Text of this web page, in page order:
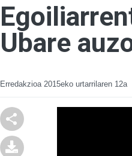
Ubare
Erredakzioa 2015eko urtarrilaren 12a